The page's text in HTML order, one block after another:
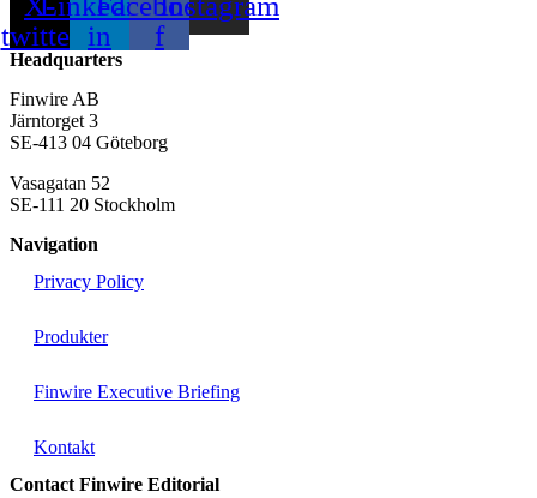
twitter in
f
Headquarters
Finwire AB
Järntorget 3
SE-413 04 Göteborg
Vasagatan 52
SE-111 20 Stockholm
Navigation
Privacy Policy
Produkter
Finwire Executive Briefing
Kontakt
Contact Finwire Editorial